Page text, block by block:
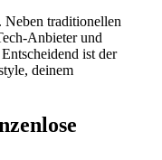
Neben traditionellen
Anbieter und
ist der
deinem